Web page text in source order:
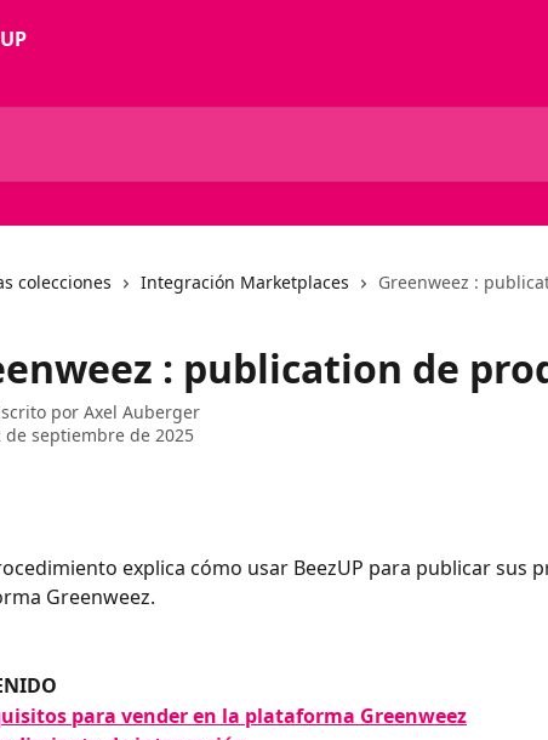
colecciones Integración Marketplaces Greenweez :
: publication de
por Axel Auberger
de septiembre de 2025
explica cómo usar BeezUP para publicar sus
Greenweez.
para vender en la plataforma Greenweez